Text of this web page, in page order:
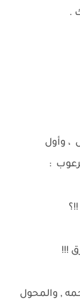
.
، وأول
:
!!!
, والمحول